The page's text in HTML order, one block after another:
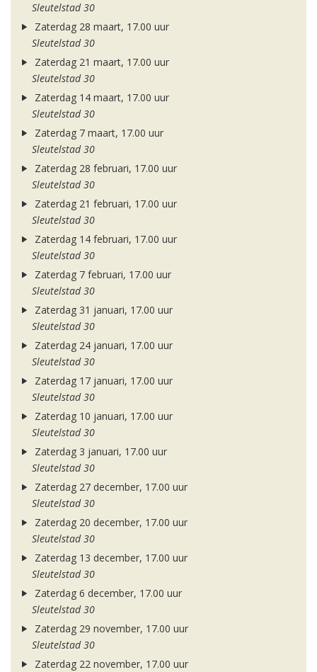
Sleutelstad 30
Zaterdag 28 maart, 17.00 uur
Sleutelstad 30
Zaterdag 21 maart, 17.00 uur
Sleutelstad 30
Zaterdag 14 maart, 17.00 uur
Sleutelstad 30
Zaterdag 7 maart, 17.00 uur
Sleutelstad 30
Zaterdag 28 februari, 17.00 uur
Sleutelstad 30
Zaterdag 21 februari, 17.00 uur
Sleutelstad 30
Zaterdag 14 februari, 17.00 uur
Sleutelstad 30
Zaterdag 7 februari, 17.00 uur
Sleutelstad 30
Zaterdag 31 januari, 17.00 uur
Sleutelstad 30
Zaterdag 24 januari, 17.00 uur
Sleutelstad 30
Zaterdag 17 januari, 17.00 uur
Sleutelstad 30
Zaterdag 10 januari, 17.00 uur
Sleutelstad 30
Zaterdag 3 januari, 17.00 uur
Sleutelstad 30
Zaterdag 27 december, 17.00 uur
Sleutelstad 30
Zaterdag 20 december, 17.00 uur
Sleutelstad 30
Zaterdag 13 december, 17.00 uur
Sleutelstad 30
Zaterdag 6 december, 17.00 uur
Sleutelstad 30
Zaterdag 29 november, 17.00 uur
Sleutelstad 30
Zaterdag 22 november, 17.00 uur